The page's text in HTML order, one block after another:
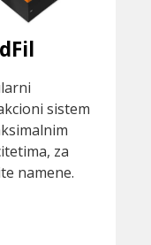
sistem
za
namene.